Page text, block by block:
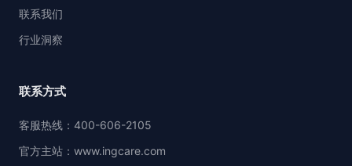
联系我们
行业洞察
联系方式
客服热线：400-606-2105
官方主站：www.ingcare.com